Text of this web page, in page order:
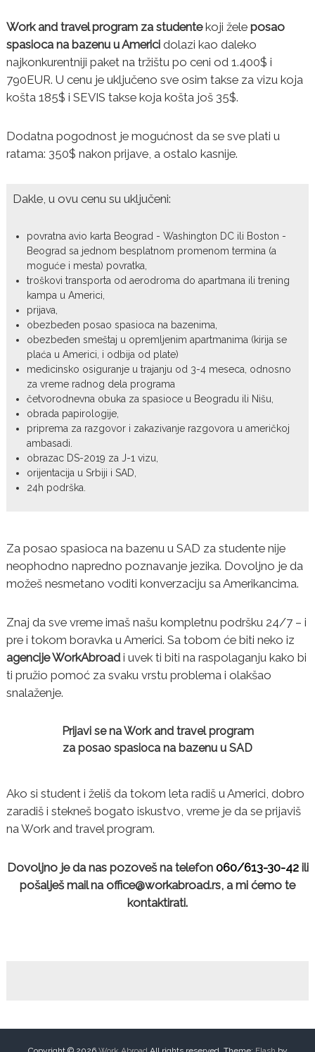
Work and travel program za studentekoji žele posao
spasioca na bazenu u Americi dolazi kao daleko
najkonkurentniji paket na tržištu po ceni od 1.400$ i
790EUR. U cenu je uključeno sve osim takse za vizu koja
košta 185$ i SEVIS takse koja košta još 35$.
Dodatna pogodnost je mogućnost da se sve plati u
ratama: 350$ nakon prijave, a ostalo kasnije.
Dakle, u ovu cenu su uključeni:
povratna avio karta Beograd - Washington DC ili Boston -
Beograd sa jednom besplatnom promenom termina (a
moguće i mesta) povratka,
troškovi transporta od aerodroma do apartmana ili trening
kampa u Americi,
prijava,
obezbeđen posao spasioca na bazenima,
obezbeđen smeštaj u opremljenim apartmanima (kirija se
plaća u Americi, i odbija od plate)
medicinsko osiguranje u trajanju od 3-4 meseca, odnosno
za vreme radnog dela programa
četvorodnevna obuka za spasioce u Beogradu ili Nišu,
obrada papirologije,
priprema za razgovor i zakazivanje razgovora u američkoj
ambasadi.
obrazac DS-2019 za J-1 vizu,
orijentacija u Srbiji i SAD,
24h podrška.
Za posao spasioca na bazenu u SAD za studente nije
neophodno napredno poznavanje jezika. Dovoljno je da
možeš nesmetano voditi konverzaciju sa Amerikancima.
Znaj da sve vreme imaš našu kompletnu podršku 24/7 – i
pre i tokom boravka u Americi. Sa tobom će biti neko iz
agencije WorkAbroadi uvek ti biti na raspolaganju kako bi
ti pružio pomoć za svaku vrstu problema i olakšao
snalaženje.
Prijavi se na Work and travel program
za posao spasioca na bazenu u SAD
Ako si student i želiš da tokom leta radiš u Americi, dobro
zaradiš i stekneš bogato iskustvo, vreme je da se prijaviš
na Work and travel program.
Dovoljno je da nas pozoveš na telefon 060/613-30-42ili
pošalješ mail na office@workabroad.rs, a mi ćemo te
kontaktirati.